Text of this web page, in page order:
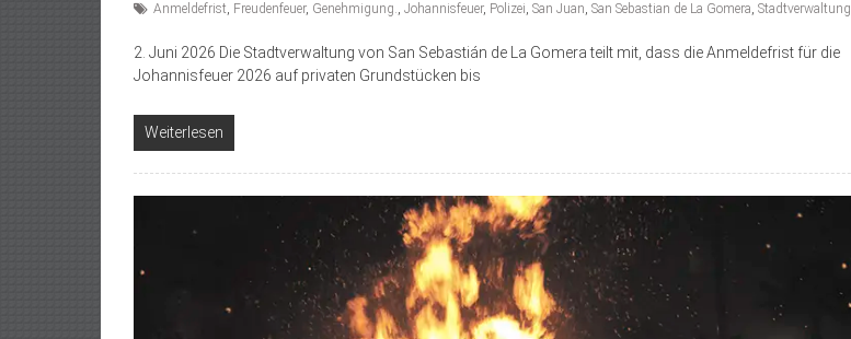
Anmeldefrist, Freudenfeuer, Genehmigung., Johannisfeuer, Polizei, San Juan, San Sebastian de La Gomera, Stadtverwaltung
2. Juni 2026 Die Stadtverwaltung von San Sebastián de La Gomera teilt mit, dass die Anmeldefrist für die
Johannisfeuer 2026 auf privaten Grundstücken bis
Weiterlesen